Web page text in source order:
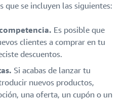
que se incluyen las siguientes:
Es posible que
clientes a comprar en tu
descuentos.
Si acabas de lanzar tu
nuevos productos,
una oferta, un cupón o un